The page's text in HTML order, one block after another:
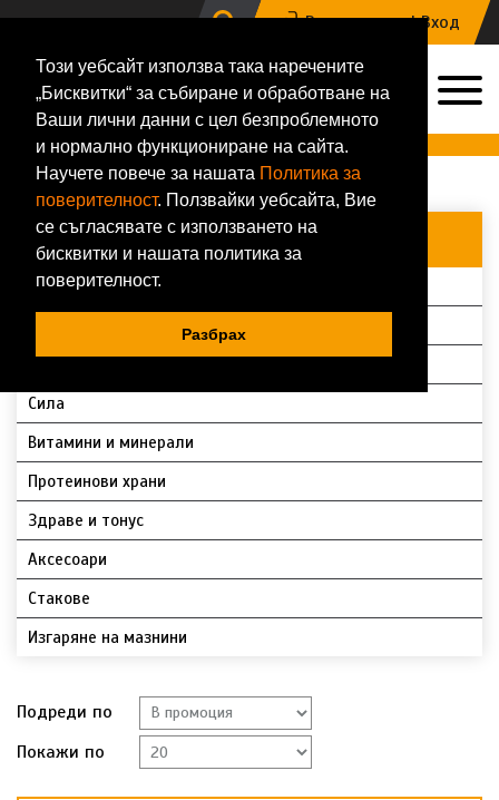
Този уебсайт използва така наречените
„Бисквитки“ за събиране и обработване на
Ваши лични данни с цел безпроблемното
и нормално функциониране на сайта.
Научете повече за нашата Политика за
поверителност. Ползвайки уебсайта, Вие
се съгласявате с използването на
бисквитки и нашата политика за
поверителност.
Разбрах
Регистрация | Вход
0884 133 648
Онлайн магазин за хранителни добавки и фитнес аксесоари
Промоции
ВСИЧКИ КАТЕГОРИИ
Протеини
Сила
Витамини и минерали
Протеинови храни
Здраве и тонус
Аксесоари
Стакове
Изгаряне на мазнини
Подреди по
Покажи по